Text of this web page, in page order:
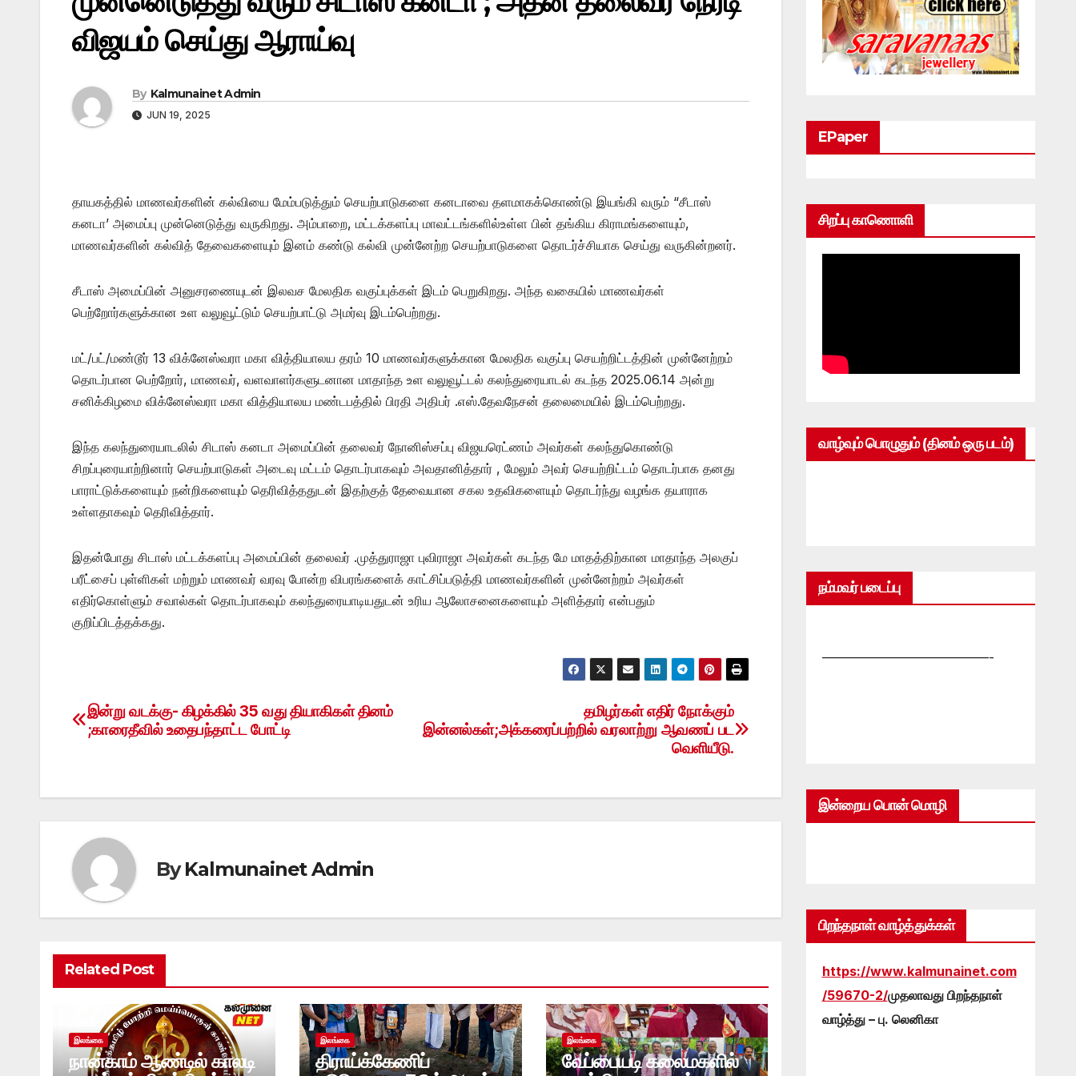
விஜயம் செய்து ஆராய்வு
By Kalmunainet Admin
JUN 19, 2025
தாயகத்தில் மாணவர்களின் கல்வியை மேம்படுத்தும் செயற்பாடுகளை கனடாவை தளமாகக்கொண்டு இயங்கி வரும் “சீடாஸ்
கனடா’ அமைப்பு முன்னெடுத்து வருகிறது. அம்பாறை, மட்டக்களப்பு மாவட்டங்களில்உள்ள பின் தங்கிய கிராமங்களையும்,
மாணவர்களின் கல்வித் தேவைகளையும் இனம் கண்டு கல்வி முன்னேற்ற செயற்பாடுகளை தொடர்ச்சியாக செய்து வருகின்றனர்.
சீடாஸ் அமைப்பின் அனுசரணையுடன் இலவச மேலதிக வகுப்புக்கள் இடம் பெறுகிறது. அந்த வகையில் மாணவர்கள்
பெற்றோர்களுக்கான உள வலுவூட்டும் செயற்பாட்டு அமர்வு இடம்பெற்றது.
மட்/பட்/மண்டூர் 13 விக்னேஸ்வரா மகா வித்தியாலய தரம் 10 மாணவர்களுக்கான மேலதிக வகுப்பு செயற்றிட்டத்தின் முன்னேற்றம்
தொடர்பான பெற்றோர், மாணவர், வளவாளர்களுடனான மாதாந்த உள வலுவூட்டல் கலந்துரையாடல் கடந்த 2025.06.14 அன்று
சனிக்கிழமை விக்னேஸ்வரா மகா வித்தியாலய மண்டபத்தில் பிரதி அதிபர் .எஸ்.தேவநேசன் தலைமையில் இடம்பெற்றது.
இந்த கலந்துரையாடலில் சிடாஸ் கனடா அமைப்பின் தலைவர் நோனிஸ்சப்பு விஜயரெட்ணம் அவர்கள் கலந்துகொண்டு
சிறப்புரையாற்றினார் செயற்பாடுகள் அடைவு மட்டம் தொடர்பாகவும் அவதானித்தார் , மேலும் அவர் செயற்றிட்டம் தொடர்பாக தனது
பாராட்டுக்களையும் நன்றிகளையும் தெரிவித்ததுடன் இதற்குத் தேவையான சகல உதவிகளையும் தொடர்ந்து வழங்க தயாராக
உள்ளதாகவும் தெரிவித்தார்.
இதன்போது சிடாஸ் மட்டக்களப்பு அமைப்பின் தலைவர் .முத்துராஜா புவிராஜா அவர்கள் கடந்த மே மாதத்திற்கான மாதாந்த அலகுப்
பரீட்சைப் புள்ளிகள் மற்றும் மாணவர் வரவு போன்ற விபரங்களைக் காட்சிப்படுத்தி மாணவர்களின் முன்னேற்றம் அவர்கள்
எதிர்கொள்ளும் சவால்கள் தொடர்பாகவும் கலந்துரையாடியதுடன் உரிய ஆலோசனைகளையும் அளித்தார் என்பதும்
குறிப்பிடத்தக்கது.
Post
தமிழர்கள் எதிர் நோக்கும்
இன்னல்கள்;அக்கரைப்பற்றில் வரலாற்று ஆவணப் பட
வெளியீடு.
இன்று வடக்கு- கிழக்கில் 35 வது தியாகிகள் தினம்
;காரைதீவில் உதைபந்தாட்ட போட்டி
ByKalmunainet Admin
Related Post
இலங்கை
நான்காம் ஆண்டில் காலடி
இலங்கை
திராய்க்கேணிப்
இலங்கை
வேப்பையடி கலைமகளில்
EPaper
சிறப்பு காணொளி
வாழ்வும் பொழுதும் (தினம் ஒரு படம்)
நம்மவர் படைப்பு
—————————————-
இன்றைய பொன் மொழி
பிறந்தநாள் வாழ்த்துக்கள்
https://www.kalmunainet.com
/59670-2/முதலாவது பிறந்தநாள்
வாழ்த்து – பு. லெனிகா